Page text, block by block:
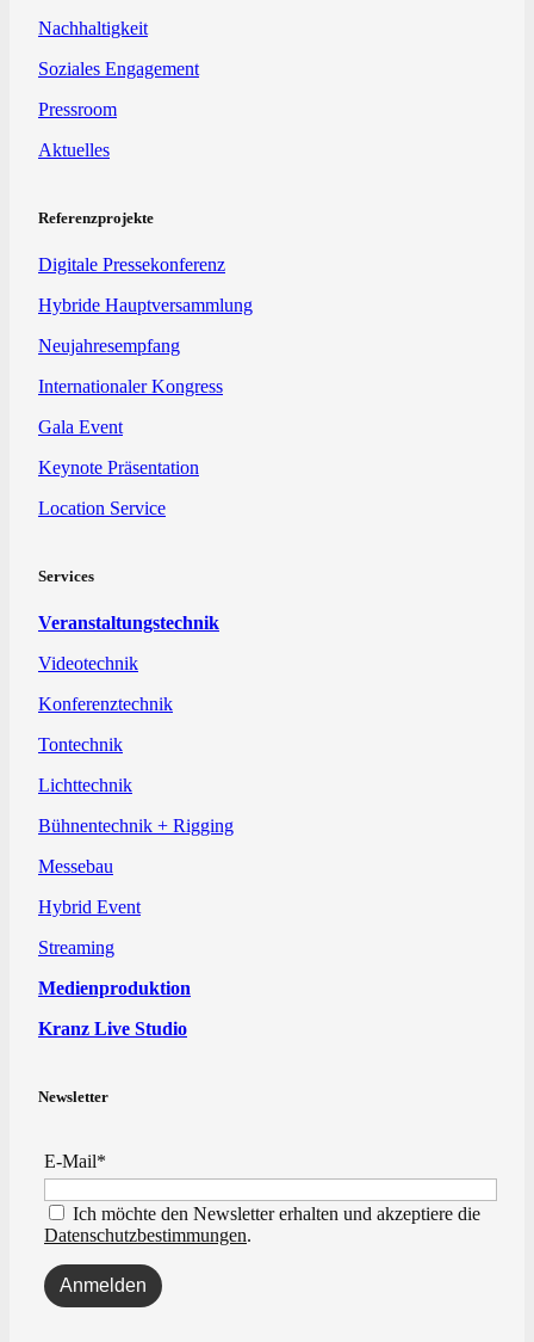
Nachhaltigkeit
Soziales Engagement
Pressroom
Aktuelles
Referenzprojekte
Digitale Pressekonferenz
Hybride Hauptversammlung
Neujahresempfang
Internationaler Kongress
Gala Event
Keynote Präsentation
Location Service
Services
Veranstaltungstechnik
Videotechnik
Konferenztechnik
Tontechnik
Lichttechnik
Bühnentechnik + Rigging
Messebau
Hybrid Event
Streaming
Medienproduktion
Kranz Live Studio
Newsletter
E-Mail*
Ich möchte den Newsletter erhalten und akzeptiere die
Datenschutzbestimmungen.